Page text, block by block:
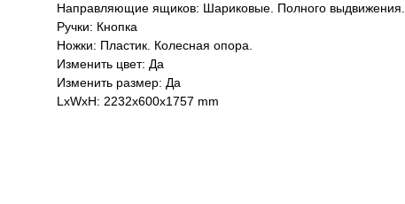
Направляющие ящиков: Шариковые. Полного выдвижения.
Ручки: Кнопка
Ножки: Пластик. Колесная опора.
Изменить цвет: Да
Изменить размер: Да
LxWxH: 2232x600x1757 mm